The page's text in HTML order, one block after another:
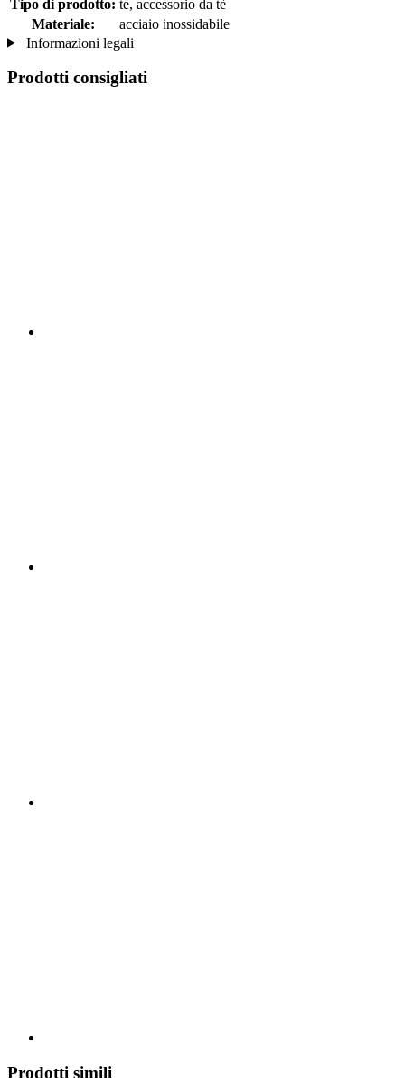
Tipo di prodotto: tè, accessorio da tè
Materiale:
acciaio inossidabile
Informazioni legali
Prodotti consigliati
Prodotti simili